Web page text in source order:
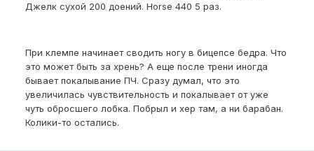
Джелк сухой 200 доений. Horse 440 5 раз.
При клемпе начинает сводить ногу в бицепсе бедра. Что
это может быть за хрень? А еще после трени иногда
бывает покалывание ПЧ. Сразу думал, что это
увеличилась чувствительность и покалывает от уже
чуть обросшего лобка. Побрыл и хер там, а ни барабан.
Колики-то остались.